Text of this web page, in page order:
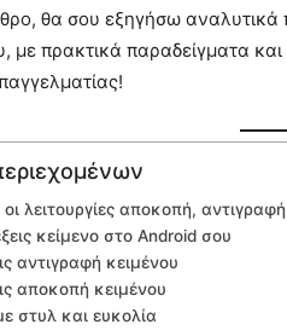
θα σου εξηγήσω αναλυτικά
με πρακτικά παραδείγματα
λειτουργίες αποκοπή,
κείμενο στο Android σου
αντιγραφή κειμένου
αποκοπή κειμένου
στυλ και ευκολία